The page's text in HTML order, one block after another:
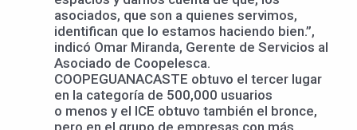
asociados, que son a quienes servimos,
identifican que lo estamos haciendo bien.”,
indicó Omar Miranda, Gerente de Servicios al
Asociado de Coopelesca.
COOPEGUANACASTE obtuvo el tercer lugar
en la categoría de 500,000 usuarios
o menos y el ICE obtuvo también el bronce,
pero en el grupo de empresas con más